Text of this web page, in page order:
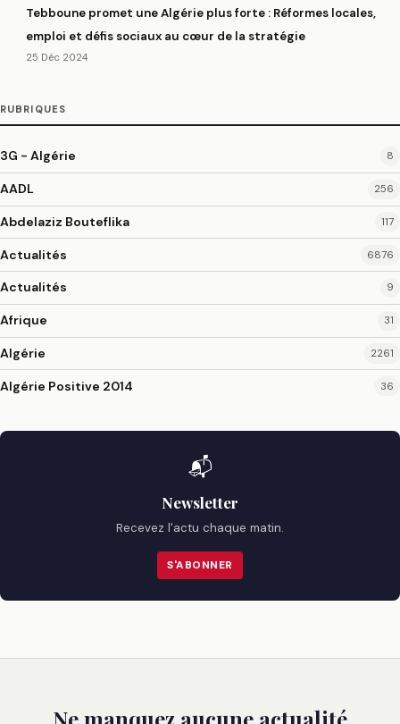
Tebboune promet une Algérie plus forte : Réformes locales,
emploi et défis sociaux au cœur de la stratégie
25 Déc 2024
RUBRIQUES
3G - Algérie 8
AADL 256
Abdelaziz Bouteflika 117
Actualités 6876
Actualités 9
Afrique 31
Algérie 2261
Algérie Positive 2014 36
📬
Newsletter
Recevez l'actu chaque matin.
S'ABONNER
Ne manquez aucune actualité